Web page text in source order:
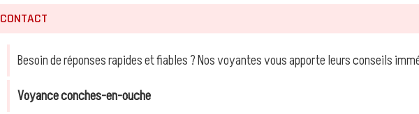
CONTACT
Besoin de réponses rapides et fiables ? Nos voyantes vous apporte leurs conseils
Voyance conches-en-ouche